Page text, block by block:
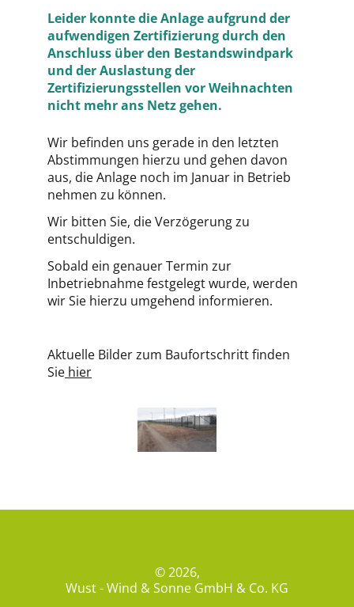
Leider konnte die Anlage aufgrund der
aufwendigen Zertifizierung durch den
Anschluss über den Bestandswindpark
und der Auslastung der
Zertifizierungsstellen vor Weihnachten
nicht mehr ans Netz gehen.
Wir befinden uns gerade in den letzten
Abstimmungen hierzu und gehen davon
aus, die Anlage noch im Januar in Betrieb
nehmen zu können.
Wir bitten Sie, die Verzögerung zu
entschuldigen.
Sobald ein genauer Termin zur
Inbetriebnahme festgelegt wurde, werden
wir Sie hierzu umgehend informieren.
Aktuelle Bilder zum Baufortschritt finden
Sie hier
© 2026,
Wust - Wind & Sonne GmbH & Co. KG